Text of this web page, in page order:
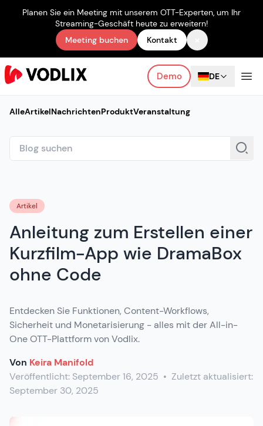
Planen Sie ein Meeting mit unserem OTT-Experten, um Ihr
Streaming-Geschäft heute zu erweitern!
Meeting buchen
Kontakt
Demo DE
AlleArtikelNachrichtenProduktVeranstaltung
Artikel
Anleitung zum Erstellen einer
Kurzfilm-App wie DramaBox
ohne Code
Entdecken Sie Funktionen, Content-Workflows,
Sicherheit und Monetarisierung - alles mit der All-in-
One OTT-Plattform von Vodlix.
Von Keira Manifold
Veröffentlicht: September 16, 2025 • Zuletzt aktualisiert:
September 30, 2025